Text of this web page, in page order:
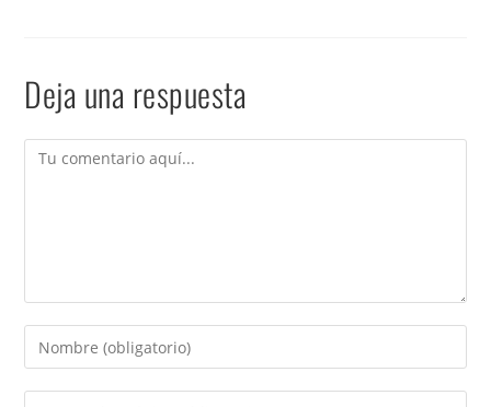
Deja una respuesta